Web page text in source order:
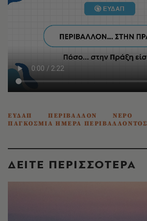
ΕΥΔΑΠ ΠΕΡΙΒΑΛΛΟΝ
ΝΕΡΟ
ΠΑΓΚΟΣΜΙΑ ΗΜΕΡΑ ΠΕΡΙΒΑΛΛΟΝΤΟΣ
ΔΕΙΤΕ ΠΕΡΙΣΣΟΤΕΡΑ